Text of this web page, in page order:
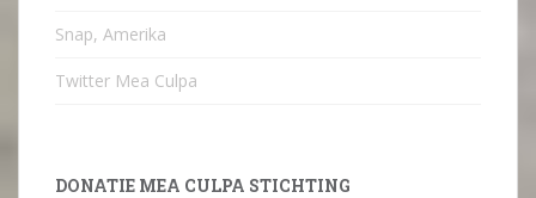
Snap, Amerika
Twitter Mea Culpa
DONATIE MEA CULPA STICHTING